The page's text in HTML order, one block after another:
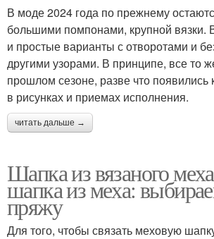
В моде 2024 года по прежнему
большими помпонами, крупной вязки.
и простые варианты с отворотами и
другими узорами. В принципе, все то
прошлом сезоне, разве что появились
в рисунках и приемах исполнения.
читать дальше →
Шапка из вязаного
шапка из меха:
пряжу
Для того, чтобы связать меховую